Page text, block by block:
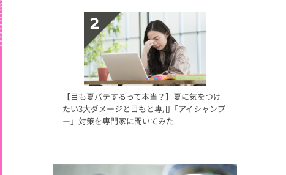
【目も夏バテするって本当？】夏に気をつけ
たい3大ダメージと目もと専用「アイシャンプ
ー」対策を専門家に聞いてみた